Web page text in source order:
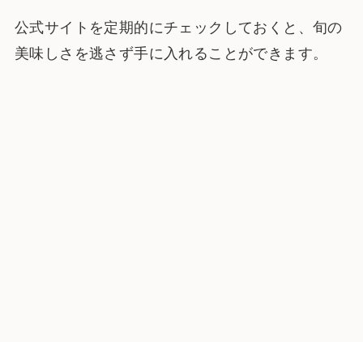
公式サイトを定期的にチェックしておくと、旬の
美味しさを逃さず手に入れることができます。